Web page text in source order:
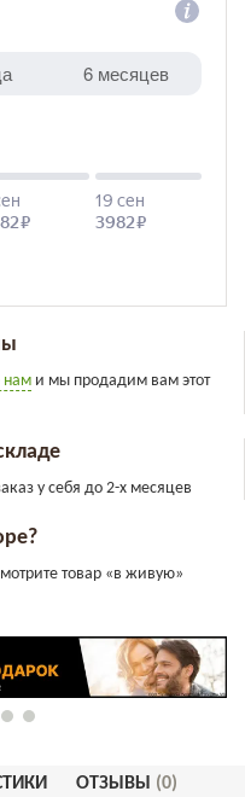
нам и мы продадим вам этот
у себя до 2-х месяцев
товар «в живую»
ОТЗЫВЫ (0)